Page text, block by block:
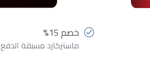
خصم 15%
ماستركارد مسبقة الدفع